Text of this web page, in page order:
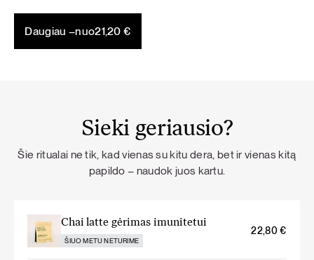
Daugiau –nuo21,20€
Sieki geriausio?
Šie ritualai ne tik, kad vienas su kitu dera, bet ir vienas kitą
papildo – naudok juos kartu.
Chai latte gėrimas imunitetui
ŠIUO METU NETURIME
22,80€